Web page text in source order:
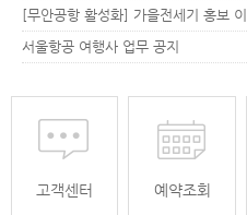
서울항공 여행사 업무 공지
고객센터 예약조회